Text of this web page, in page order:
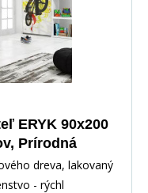
ERYK 90x200
Prírodná
dreva, lakovaný
- rýchl